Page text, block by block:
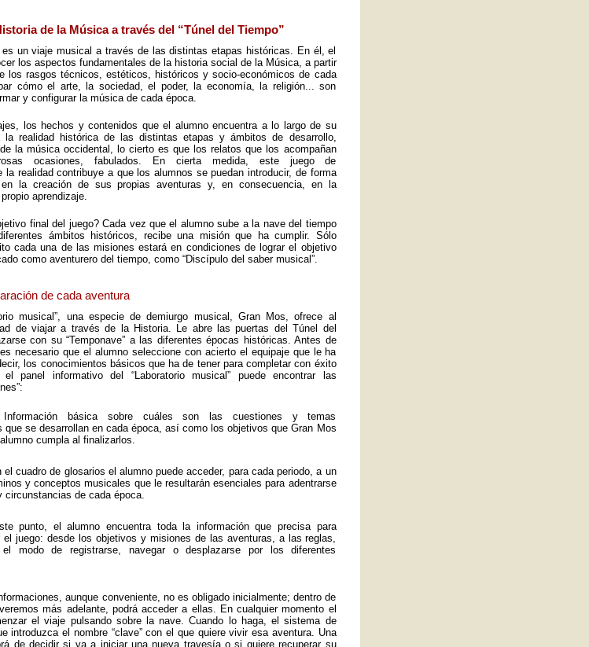
de la Música a través del “Túnel del Tiempo”
un viaje musical a través de las distintas etapas históricas. En él, el
los aspectos fundamentales de la historia social de la Música, a partir
los rasgos técnicos, estéticos, históricos y socio-económicos de cada
cómo el arte, la sociedad, el poder, la economía, la religión... son
y configurar la música de cada época.
los hechos y contenidos que el alumno encuentra a lo largo de su
la realidad histórica de las distintas etapas y ámbitos de desarrollo,
la música occidental, lo cierto es que los relatos que los acompañan
ocasiones, fabulados. En cierta medida, este juego de
la realidad contribuye a que los alumnos se puedan introducir, de forma
la creación de sus propias aventuras y, en consecuencia, en la
aprendizaje.
final del juego? Cada vez que el alumno sube a la nave del tiempo
ámbitos históricos, recibe una misión que ha cumplir. Sólo
cada una de las misiones estará en condiciones de lograr el objetivo
como aventurero del tiempo, como “Discípulo del saber musical”.
de cada aventura
musical”, una especie de demiurgo musical, Gran Mos, ofrece al
de viajar a través de la Historia. Le abre las puertas del Túnel del
con su “Temponave” a las diferentes épocas históricas. Antes de
necesario que el alumno seleccione con acierto el equipaje que le ha
los conocimientos básicos que ha de tener para completar con éxito
panel informativo del “Laboratorio musical” puede encontrar las
Información básica sobre cuáles son las cuestiones y temas
que se desarrollan en cada época, así como los objetivos que Gran Mos
cumpla al finalizarlos.
el cuadro de glosarios el alumno puede acceder, para cada periodo, a un
y conceptos musicales que le resultarán esenciales para adentrarse
circunstancias de cada época.
punto, el alumno encuentra toda la información que precisa para
el juego: desde los objetivos y misiones de las aventuras, a las reglas,
el modo de registrarse, navegar o desplazarse por los diferentes
aunque conveniente, no es obligado inicialmente; dentro de
más adelante, podrá acceder a ellas. En cualquier momento el
el viaje pulsando sobre la nave. Cuando lo haga, el sistema de
introduzca el nombre “clave” con el que quiere vivir esa aventura. Una
de decidir si va a iniciar una nueva travesía o si quiere recuperar su